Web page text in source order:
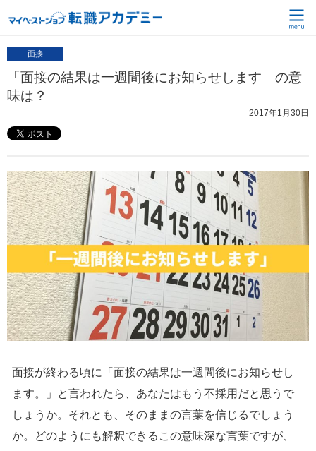
面接
「面接の結果は一週間後にお知らせします」の意
味は？
2017年1月30日
面接が終わる頃に「面接の結果は一週間後にお知らせし
ます。」と言われたら、あなたはもう不採用だと思うで
しょうか。それとも、そのままの言葉を信じるでしょう
か。どのようにも解釈できるこの意味深な言葉ですが、